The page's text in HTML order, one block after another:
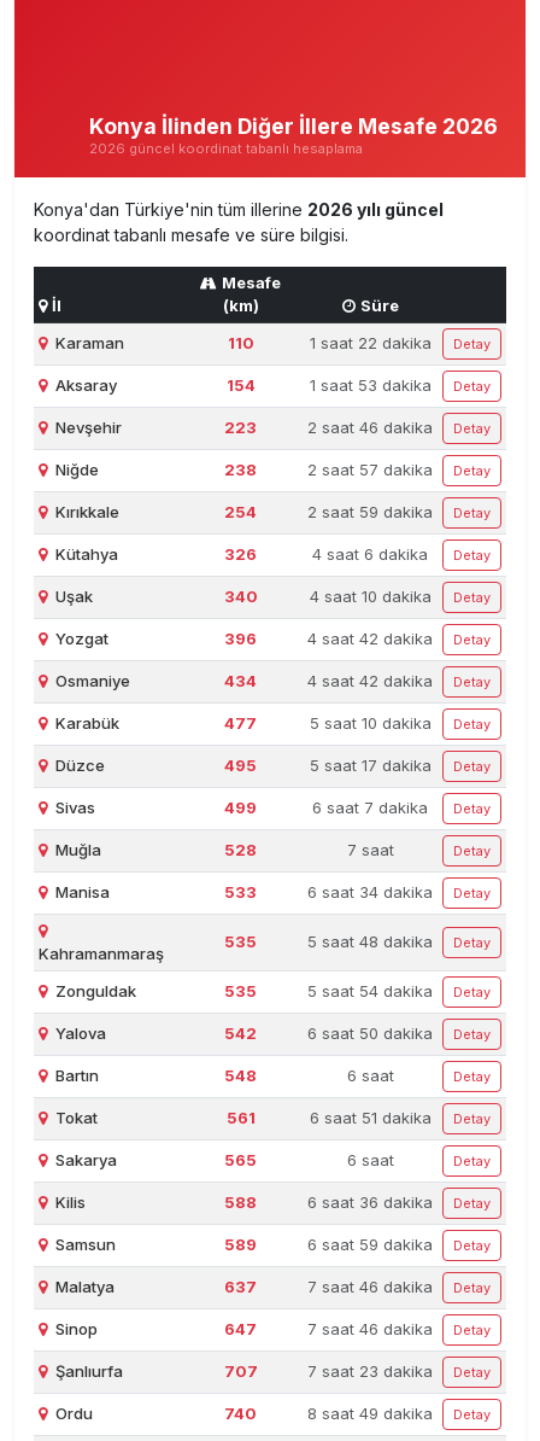
Konya İlinden Diğer İllere Mesafe 2026
2026 güncel koordinat tabanlı hesaplama
Konya'dan Türkiye'nin tüm illerine 2026 yılı güncel
koordinat tabanlı mesafe ve süre bilgisi.
İl
Mesafe
(km)
Süre
Karaman
110 1 saat 22 dakika Detay
Aksaray 154 1 saat 53 dakika Detay
Nevşehir 223 2 saat 46 dakika Detay
Niğde 238 2 saat 57 dakika Detay
Kırıkkale 254 2 saat 59 dakika Detay
Kütahya 326 4 saat 6 dakika Detay
Uşak 340 4 saat 10 dakika Detay
Yozgat 396 4 saat 42 dakika Detay
Osmaniye 434 4 saat 42 dakika Detay
Karabük 477 5 saat 10 dakika Detay
Düzce 495 5 saat 17 dakika Detay
Sivas 499 6 saat 7 dakika Detay
Muğla 528 7 saat Detay
Manisa 533 6 saat 34 dakika Detay
Kahramanmaraş
535 5 saat 48 dakika Detay
Zonguldak 535 5 saat 54 dakika Detay
Yalova 542 6 saat 50 dakika Detay
Bartın 548 6 saat Detay
Tokat 561 6 saat 51 dakika Detay
Sakarya 565 6 saat Detay
Kilis 588 6 saat 36 dakika Detay
Samsun 589 6 saat 59 dakika Detay
Malatya 637 7 saat 46 dakika Detay
Sinop 647 7 saat 46 dakika Detay
Şanlıurfa 707 7 saat 23 dakika Detay
Ordu 740 8 saat 49 dakika Detay